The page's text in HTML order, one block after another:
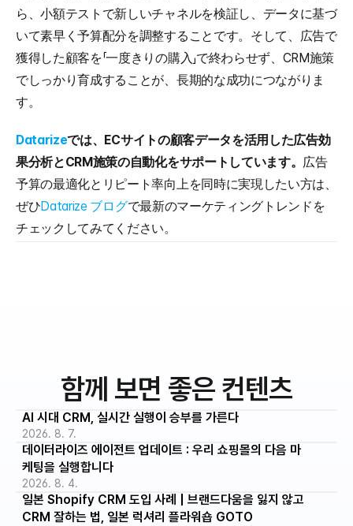
ら、小額テストで新しいチャネルを検証し、データに基づ
いて素早く予算配分を調整することです。そして、広告で
獲得した顧客を「一度きりの購入」で終わらせず、CRM施策
でしっかり育成することが、長期的な成功につながりま
す。
Datarizeでは、ECサイトの顧客データを活用した広告効
果分析とCRM施策の自動化をサポートしています。 広告
予算の最適化とリピート率向上を同時に実現したい方は、
ぜひDatarize ブログで最新のマーケティングトレンドを
チェックしてみてください。
함께 보면 좋은 컨텐츠
AI 시대 CRM, 실시간 실행이 승부를 가른다
2026. 8. 7.
데이터라이즈 에이전트 업데이트 : 우리 쇼핑몰의 다음 마
케팅을 실행합니다
2026. 8. 4.
일본 Shopify CRM 도입 사례 | 브랜드다움을 잃지 않고
CRM 잘하는 법, 일본 럭셔리 플라워숍 GOTO